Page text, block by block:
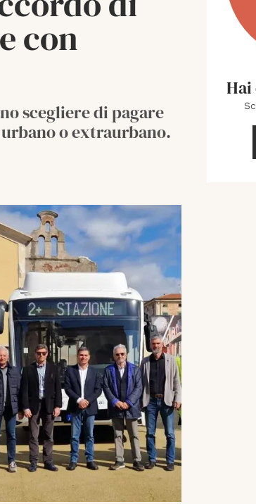
con
scegliere di pagare
o extraurbano.